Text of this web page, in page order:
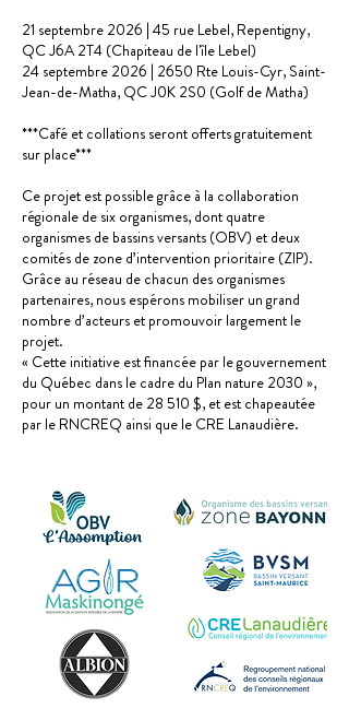
21 septembre 2026 | 45 rue Lebel, Repentigny,
QC J6A 2T4 (Chapiteau de l'île Lebel)
24 septembre 2026 | 2650 Rte Louis-Cyr, Saint-
Jean-de-Matha, QC J0K 2S0 (Golf de Matha)
***Café et collations seront offerts gratuitement
sur place***
Ce projet est possible grâce à la collaboration
régionale de six organismes, dont quatre
organismes de bassins versants (OBV) et deux
comités de zone d’intervention prioritaire (ZIP).
Grâce au réseau de chacun des organismes
partenaires, nous espérons mobiliser un grand
nombre d’acteurs et promouvoir largement le
projet.
« Cette initiative est financée par le gouvernement
du Québec dans le cadre du Plan nature 2030 »,
pour un montant de 28 510 $, et est chapeautée
par le RNCREQ ainsi que le CRE Lanaudière.